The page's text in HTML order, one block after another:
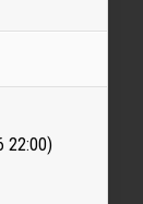
22:00)